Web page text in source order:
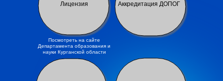
Посмотреть на сайте
Департамента образования и
науки Курганской области
Лицензия Аккредитация ДОПОГ